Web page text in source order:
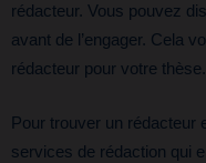
rédacteur. Vous pouvez
avant de l’engager. Cela
rédacteur pour votre thèse.
Pour trouver un rédacteur
services de rédaction qui